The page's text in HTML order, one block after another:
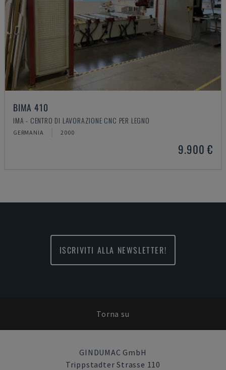
BIMA 410
IMA - CENTRO DI LAVORAZIONE CNC PER LEGNO
GERMANIA 2000
9.900 €
ISCRIVITI ALLA NEWSLETTER!
Torna su
GINDUMAC GmbH
Trippstadter Strasse 110